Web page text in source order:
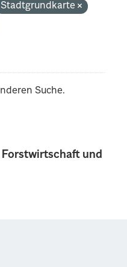
und
Stadtgrundkarte
Suche.